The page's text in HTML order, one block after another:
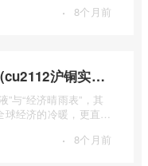
· 8个月前
沪铜连续cu0001(cu2112沪铜实时行情)
”与“经济晴雨表”，其
经济的冷暖，更直接
· 8个月前